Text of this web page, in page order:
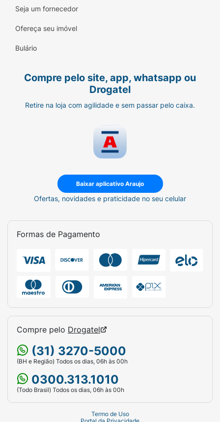
Seja um fornecedor
Ofereça seu imóvel
Bulário
Compre pelo site, app, whatsapp ou
Drogatel
Retire na loja com agilidade e sem passar pelo caixa.
Baixar aplicativo Araujo
Ofertas, novidades e praticidade no seu celular
Formas de Pagamento
Compre pelo Drogatel
(31) 3270-5000
(BH e Região) Todos os dias, 06h às 00h
0300.313.1010
(Todo Brasil) Todos os dias, 06h às 00h
Termo de Uso